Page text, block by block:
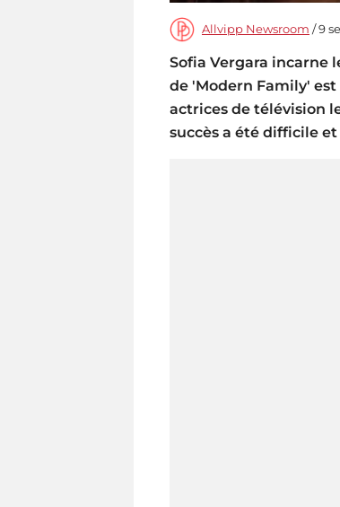
Allvipp Newsroom / 9
Sofia Vergara incarne
de 'Modern Family' est
actrices de télévision
succès a été difficile